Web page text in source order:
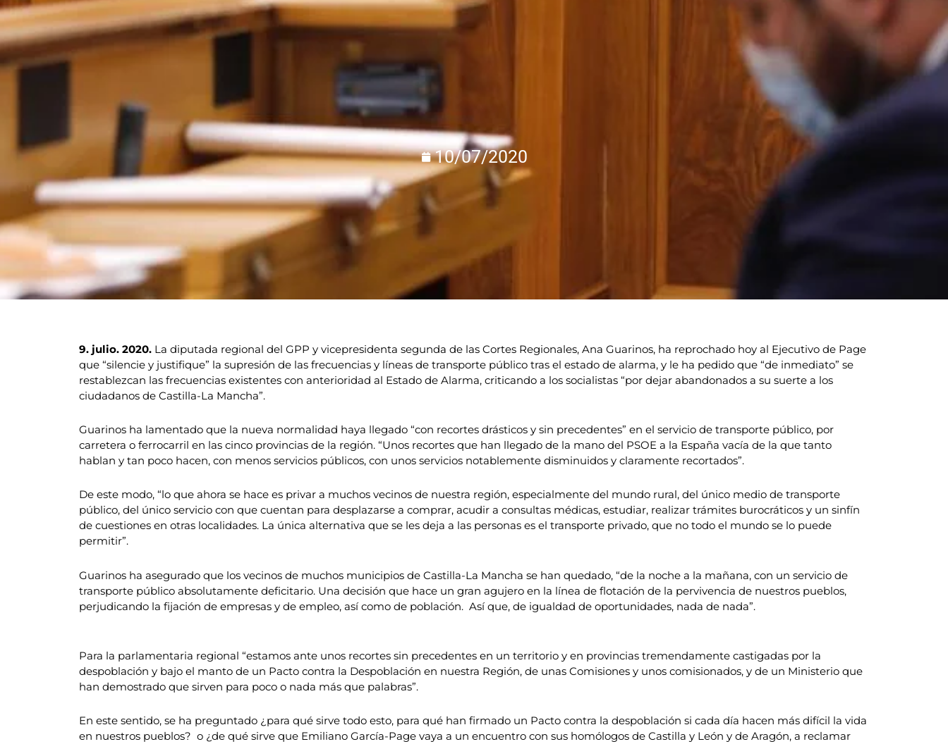
10/07/2020
9. julio. 2020. La diputada regional del GPP y vicepresidenta segunda de las Cortes Regionales, Ana Guarinos, ha reprochado hoy al Ejecutivo de Page
que “silencie y justifique” la supresión de las frecuencias y líneas de transporte público tras el estado de alarma, y le ha pedido que “de inmediato” se
restablezcan las frecuencias existentes con anterioridad al Estado de Alarma, criticando a los socialistas “por dejar abandonados a su suerte a los
ciudadanos de Castilla-La Mancha”.
Guarinos ha lamentado que la nueva normalidad haya llegado “con recortes drásticos y sin precedentes” en el servicio de transporte público, por
carretera o ferrocarril en las cinco provincias de la región. “Unos recortes que han llegado de la mano del PSOE a la España vacía de la que tanto
hablan y tan poco hacen, con menos servicios públicos, con unos servicios notablemente disminuidos y claramente recortados”.
De este modo, “lo que ahora se hace es privar a muchos vecinos de nuestra región, especialmente del mundo rural, del único medio de transporte
público, del único servicio con que cuentan para desplazarse a comprar, acudir a consultas médicas, estudiar, realizar trámites burocráticos y un sinfín
de cuestiones en otras localidades. La única alternativa que se les deja a las personas es el transporte privado, que no todo el mundo se lo puede
permitir”.
Guarinos ha asegurado que los vecinos de muchos municipios de Castilla-La Mancha se han quedado, “de la noche a la mañana, con un servicio de
transporte público absolutamente deficitario. Una decisión que hace un gran agujero en la línea de flotación de la pervivencia de nuestros pueblos,
perjudicando la fijación de empresas y de empleo, así como de población. Así que, de igualdad de oportunidades, nada de nada”.
Para la parlamentaria regional “estamos ante unos recortes sin precedentes en un territorio y en provincias tremendamente castigadas por la
despoblación y bajo el manto de un Pacto contra la Despoblación en nuestra Región, de unas Comisiones y unos comisionados, y de un Ministerio que
han demostrado que sirven para poco o nada más que palabras”.
En este sentido, se ha preguntado ¿para qué sirve todo esto, para qué han firmado un Pacto contra la despoblación si cada día hacen más difícil la vida
en nuestros pueblos? o ¿de qué sirve que Emiliano García-Page vaya a un encuentro con sus homólogos de Castilla y León y de Aragón, a reclamar